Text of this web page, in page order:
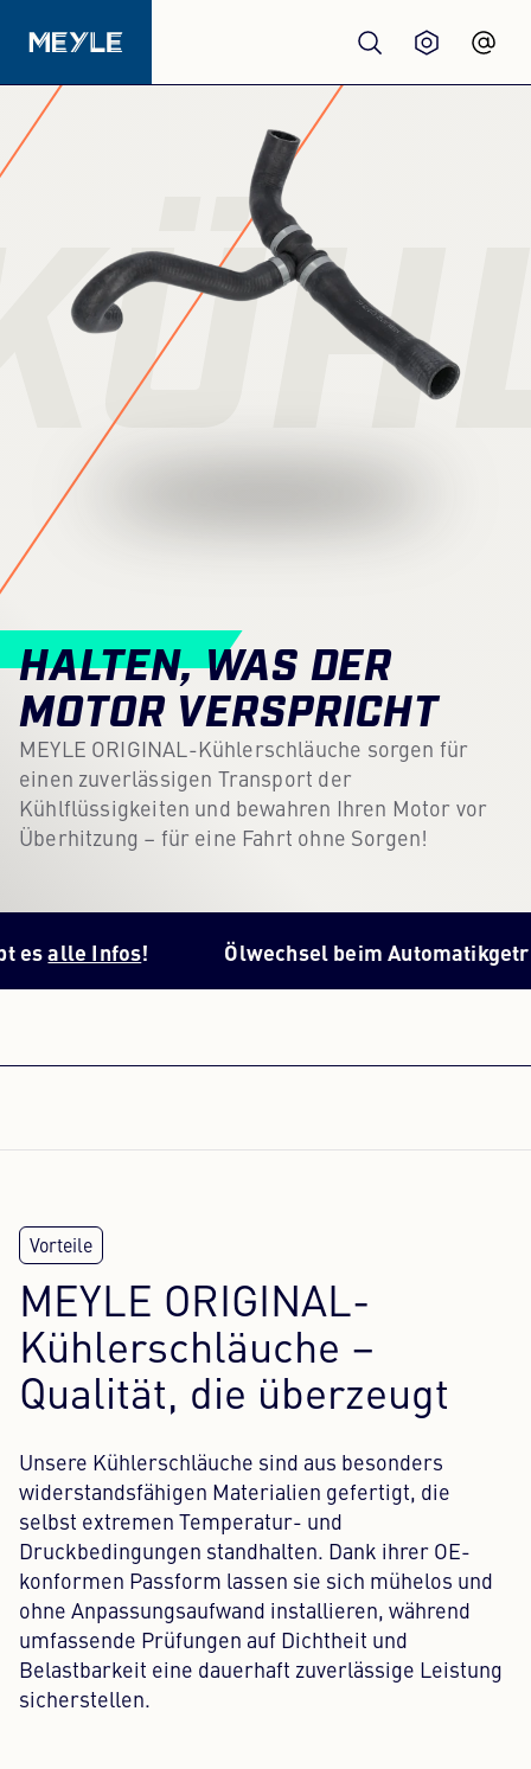
Produkte
Werkstätten
Großhandel
Über Uns
Content Hub
Karriere
Newsletter
Sprache: Deutsch
HALTEN, WAS DER
MOTOR VERSPRICHT
MEYLE ORIGINAL-Kühlerschläuche sorgen für
einen zuverlässigen Transport der
Kühlflüssigkeiten und bewahren Ihren Motor vor
Überhitzung – für eine Fahrt ohne Sorgen!
Infos! Ölwechsel beim
MEYLE ORIGINAL-
Kühlerschläuche –
Qualität, die überzeugt
Unsere Kühlerschläuche sind aus besonders
widerstandsfähigen Materialien gefertigt, die
selbst extremen Temperatur- und
Druckbedingungen standhalten. Dank ihrer OE-
konformen Passform lassen sie sich mühelos und
ohne Anpassungsaufwand installieren, während
umfassende Prüfungen auf Dichtheit und
Belastbarkeit eine dauerhaft zuverlässige Leistung
sicherstellen.